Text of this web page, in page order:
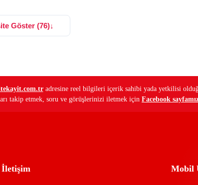
Göster (76)↓
adresine reel bilgileri içerik sahibi yada yetkilisi
takip etmek, soru ve görüşlerinizi iletmek için Facebook
İletişim Mobil